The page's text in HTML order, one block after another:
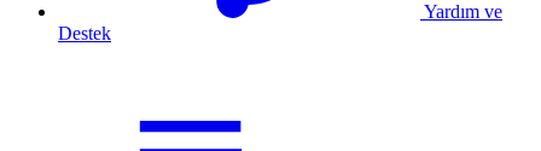
Yardım ve
Destek